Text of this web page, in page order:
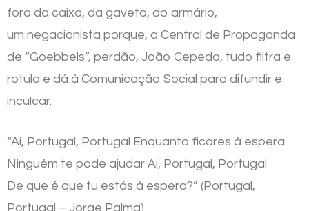
fora da caixa, da gaveta, do armário,
um negacionista porque, a Central de Propaganda
de “Goebbels”, perdão, João Cepeda, tudo filtra e
rotula e dá à Comunicação Social para difundir e
inculcar.
“Ai, Portugal, Portugal Enquanto ficares à espera
Ninguém te pode ajudar Ai, Portugal, Portugal
De que é que tu estás à espera?” (Portugal,
Portugal – Jorge Palma)